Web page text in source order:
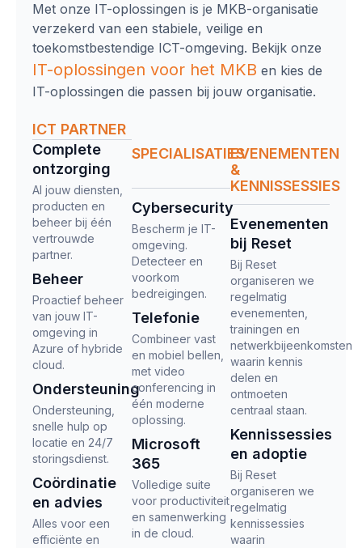
Met onze IT-oplossingen is je MKB-organisatie
verzekerd van een stabiele, veilige en
toekomstbestendige ICT-omgeving. Bekijk onze
IT-oplossingen voor het MKB en kies de
IT-oplossingen die passen bij jouw organisatie.
ICT PARTNER
Complete
ontzorging​
Al jouw diensten,
producten en
beheer bij één
vertrouwde
partner.
Beheer
Proactief beheer
van jouw IT-
omgeving in
Azure of hybride
cloud.
Ondersteuning
Ondersteuning,
snelle hulp op
locatie en 24/7
storingsdienst.
Coördinatie
en advies
Alles voor een
efficiënte en
SPECIALISATIES
Cybersecurity
Bescherm je IT-
omgeving.
Detecteer en
voorkom
bedreigingen.
Telefonie
Combineer vast
en mobiel bellen,
met video
conferencing in
één moderne
oplossing.
Microsoft
365
Volledige suite
voor productiviteit
en samenwerking
in de cloud.
EVENEMENTEN
&
KENNISSESSIES
Evenementen
bij Reset
Bij Reset
organiseren we
regelmatig
evenementen,
trainingen en
netwerkbijeenkomsten
waarin kennis
delen en
ontmoeten
centraal staan.
Kennissessies
en adoptie
Bij Reset
organiseren we
regelmatig
kennissessies
waarin